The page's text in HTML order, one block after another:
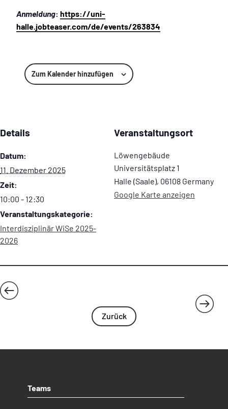
Anmeldung: https://uni-
halle.jobteaser.com/de/events/263834
Zum Kalender hinzufügen
Details
Datum:
11. Dezember 2025
Zeit:
10:00 - 12:30
Veranstaltungskategorie:
Interdisziplinär WiSe 2025-
2026
Veranstaltungsort
Löwengebäude
Universitätsplatz 1
Halle (Saale), 06108 Germany
Google Karte anzeigen
oppositionelle Umgebungen in der
Kursraum-Eröffnung in Quenstedt
Zurück
Teams